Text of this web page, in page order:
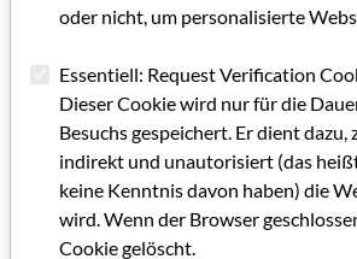
oder nicht, um personalisierte
Essentiell: Request Verification
Dieser Cookie wird nur für die
Besuchs gespeichert. Er dient dazu,
indirekt und unautorisiert (das
keine Kenntnis davon haben) die
wird. Wenn der Browser
Cookie gelöscht.